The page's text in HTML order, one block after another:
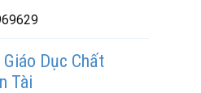
Dục Chất
Tài